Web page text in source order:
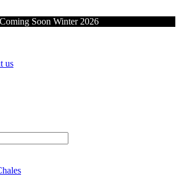
Coming Soon Winter 2026
us